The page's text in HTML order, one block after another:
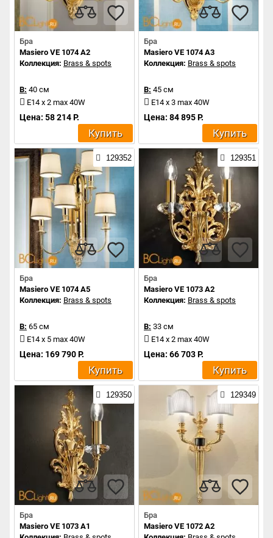
Бра
Masiero VE 1074 A2
Коллекция: Brass & spots
В: 40 см
E14 x 2 max 40W
Цена: 58 214 Р.
Купить
Бра
Masiero VE 1074 A3
Коллекция: Brass & spots
В: 45 см
E14 x 3 max 40W
Цена: 84 895 Р.
Купить
129352
Бра
Masiero VE 1074 A5
Коллекция: Brass & spots
В: 65 см
E14 x 5 max 40W
Цена: 169 790 Р.
Купить
129351
Бра
Masiero VE 1073 A2
Коллекция: Brass & spots
В: 33 см
E14 x 2 max 40W
Цена: 66 703 Р.
Купить
129350
Бра
Masiero VE 1073 A1
129349
Бра
Masiero VE 1072 A2